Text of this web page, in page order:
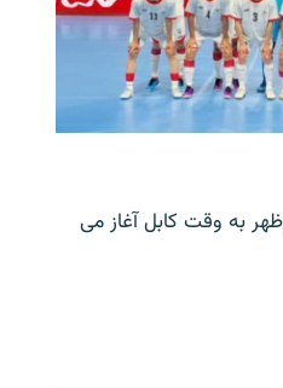
۳ و ۳۰ بعد از ظهر به وقت کابل آغاز می